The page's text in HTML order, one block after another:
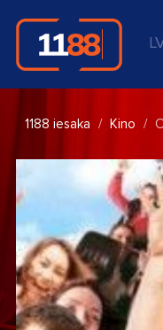
1188 iesaka Kino